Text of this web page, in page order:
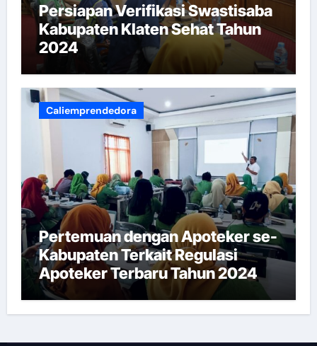
Persiapan Verifikasi Swastisaba
Kabupaten Klaten Sehat Tahun
2024
Caliemprendedora
Pertemuan dengan Apoteker se-
Kabupaten Terkait Regulasi
Apoteker Terbaru Tahun 2024